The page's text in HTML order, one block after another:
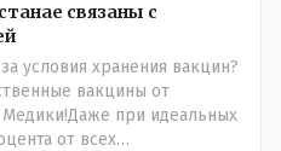
связаны с
условия хранения вакцин?
вакцины от
при идеальных
от всех